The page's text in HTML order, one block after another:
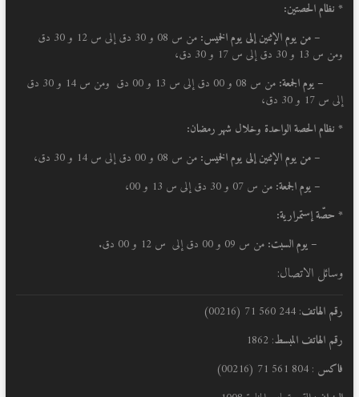
* نظام الحصتين:
– من يوم الإثنين إلى يوم الخميس:
من س 08 و 30 دق إلى س 12 و 30 دق
ومن س 13 و 30 دق إلى س 17 و 30 دق،
– يوم الجمعة:
من س 08 و 00 دق إلى س 13 و 00 دق ومن س 14 و 30 دق
إلى س 17 و 30 دق،
* نظام الحصة الواحدة وخلال شهر رمضان:
– من يوم الإثنين إلى يوم الخميس: من س 08 و 00 دق إلى س 14 و 30 دق،
– يوم الجمعة: من س 07 و 30 دق إلى س 13 و 00،
* حصّة إستمرارية:
– يوم السبت: من س 09 و 00 دق إلى س 12 و 00 دق.
وسائل الاتصال:
رقم الهاتف: 244 560 71 (00216)
رقم الهاتف المبسط: 1862
فاكس : 804 561 71 (00216)